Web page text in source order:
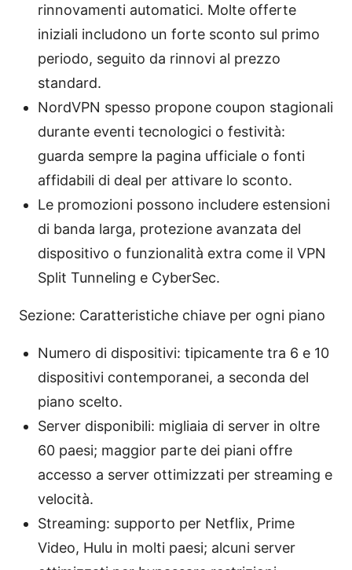
rinnovamenti automatici. Molte offerte
iniziali includono un forte sconto sul primo
periodo, seguito da rinnovi al prezzo
standard.
NordVPN spesso propone coupon stagionali
durante eventi tecnologici o festività:
guarda sempre la pagina ufficiale o fonti
affidabili di deal per attivare lo sconto.
Le promozioni possono includere estensioni
di banda larga, protezione avanzata del
dispositivo o funzionalità extra come il VPN
Split Tunneling e CyberSec.
Sezione: Caratteristiche chiave per ogni piano
Numero di dispositivi: tipicamente tra 6 e 10
dispositivi contemporanei, a seconda del
piano scelto.
Server disponibili: migliaia di server in oltre
60 paesi; maggior parte dei piani offre
accesso a server ottimizzati per streaming e
velocità.
Streaming: supporto per Netflix, Prime
Video, Hulu in molti paesi; alcuni server